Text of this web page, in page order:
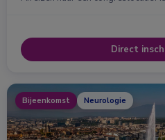
Direct
Bijeenkomst Neurologie